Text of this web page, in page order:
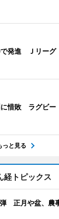
で発進 Ｊリーグ
に惜敗 ラグビー
っと見る
経トピックス
弾 正月や盆、農